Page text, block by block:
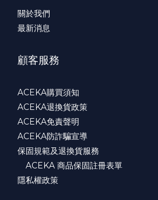
關於我們
最新消息
顧客服務
ACEKA購買須知
ACEKA退換貨政策
ACEKA免責聲明
ACEKA防詐騙宣導
保固規範及退換貨服務
ACEKA 商品保固註冊表單
隱私權政策